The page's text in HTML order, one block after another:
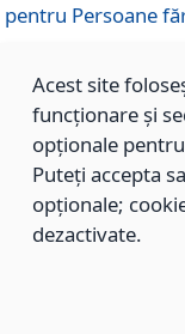
pentru Persoane
827/10.12.2019
Aprobarea
furnizate în
Adăpost, pentru
Aprobarea
Acest site
funcționare și
opționale
Puteți accepta
opționale;
dezactivate.